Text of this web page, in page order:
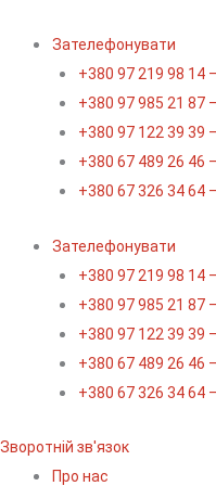
Зателефонувати
+380 97 219 98 14
+380 97 985 21 87
+380 97 122 39 39
+380 67 489 26 46
+380 67 326 34 64
Зателефонувати
+380 97 219 98 14
+380 97 985 21 87
+380 97 122 39 39
+380 67 489 26 46
+380 67 326 34 64
Зворотній зв'язок
Про нас